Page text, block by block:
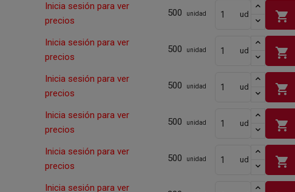
Inicia sesión para ver
precios
500 unidad ud shopping_cart
Inicia sesión para ver
precios
500 unidad ud shopping_cart
Inicia sesión para ver
precios
500 unidad ud shopping_cart
Inicia sesión para ver
precios
500 unidad ud shopping_cart
Inicia sesión para ver
precios
500 unidad ud shopping_cart
Inicia sesión para ver